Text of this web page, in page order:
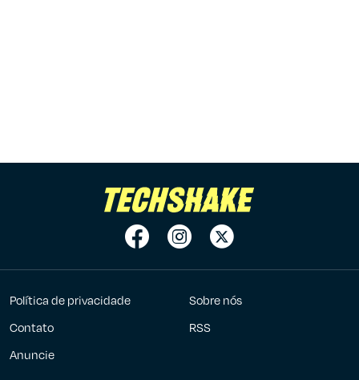
Política de privacidade
Sobre nós
Contato
RSS
Anuncie